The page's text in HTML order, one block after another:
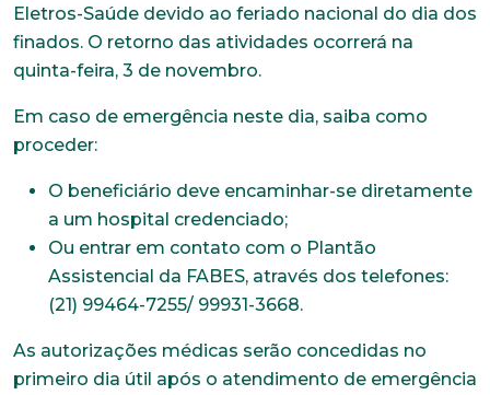
Eletros-Saúde devido ao feriado nacional do dia dos
finados. O retorno das atividades ocorrerá na
quinta-feira, 3 de novembro.
Em caso de emergência neste dia, saiba como
proceder:
O beneficiário deve encaminhar-se diretamente
a um hospital credenciado;
Ou entrar em contato com o Plantão
Assistencial da FABES, através dos telefones:
(21) 99464-7255/ 99931-3668.
As autorizações médicas serão concedidas no
primeiro dia útil após o atendimento de emergência